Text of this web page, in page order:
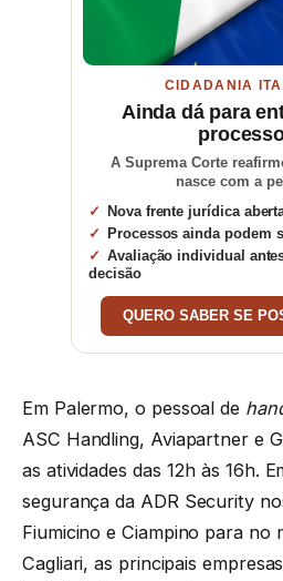
CIDADANIA
Ainda dá para
A Suprema Corte
nasce com a
Nova frente jurídica
Processos ainda podem
Avaliação individual
decisão
QUERO SABER SE
Em Palermo, o pessoal de
ASC Handling, Aviapartner e
as atividades das 12h às 16h.
segurança da ADR Security
Fiumicino e Ciampino para no
Cagliari, as principais